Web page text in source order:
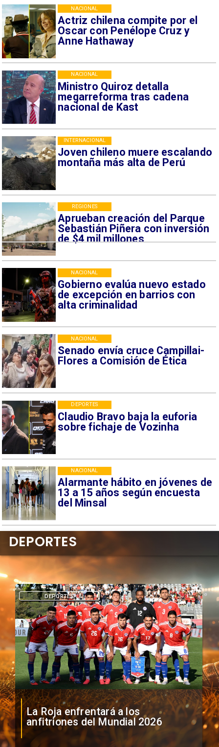
Actriz chilena compite por el
Oscar con Penélope Cruz y
Anne Hathaway
NACIONAL
Ministro Quiroz detalla
megarreforma tras cadena
nacional de Kast
NACIONAL
Joven chileno muere escalando
montaña más alta de Perú
INTERNACIONAL
Aprueban creación del Parque
Sebastián Piñera con inversión
de $4 mil millones
REGIONES
Gobierno evalúa nuevo estado
de excepción en barrios con
alta criminalidad
NACIONAL
Senado envía cruce Campillai-
Flores a Comisión de Ética
NACIONAL
Claudio Bravo baja la euforia
sobre fichaje de Vozinha
DEPORTES
Alarmante hábito en jóvenes de
13 a 15 años según encuesta
del Minsal
NACIONAL
La Roja enfrentará a los
anfitriones del Mundial 2026
DEPORTES
DEPORTES